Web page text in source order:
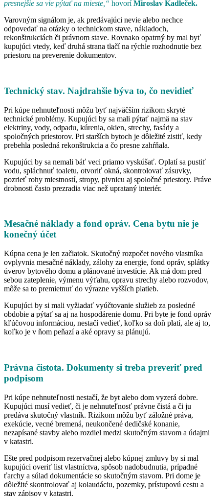
presnejšie sa vie pýtať na mieste,“ hovoríMiroslav Kadleček.
Varovným signálom je, ak predávajúci nevie alebo nechce
odpovedať na otázky o technickom stave, nákladoch,
rekonštrukciách či právnom stave. Rovnako opatrný by mal byť
kupujúci vtedy, keď druhá strana tlačí na rýchle rozhodnutie bez
priestoru na preverenie dokumentov.
Technický stav. Najdrahšie býva to, čo nevidieť
Pri kúpe nehnuteľnosti môžu byť najväčším rizikom skryté
technické problémy. Kupujúci by sa mali pýtať najmä na stav
elektriny, vody, odpadu, kúrenia, okien, strechy, fasády a
spoločných priestorov. Pri starších bytoch je dôležité zistiť, kedy
prebehla posledná rekonštrukcia a čo presne zahŕňala.
Kupujúci by sa nemali báť veci priamo vyskúšať. Oplatí sa pustiť
vodu, spláchnuť toaletu, otvoriť okná, skontrolovať zásuvky,
pozrieť rohy miestností, stropy, pivnicu aj spoločné priestory. Práve
drobnosti často prezradia viac než uprataný interiér.
Mesačné náklady a fond opráv. Cena bytu nie je
konečný účet
Kúpna cena je len začiatok. Skutočný rozpočet nového vlastníka
ovplyvnia mesačné náklady, zálohy za energie, fond opráv, splátky
úverov bytového domu a plánované investície. Ak má dom pred
sebou zateplenie, výmenu výťahu, opravu strechy alebo rozvodov,
môže sa to premietnuť do výrazne vyšších platieb.
Kupujúci by si mali vyžiadať vyúčtovanie služieb za posledné
obdobie a pýtať sa aj na hospodárenie domu. Pri byte je fond opráv
kľúčovou informáciou, nestačí vedieť, koľko sa doň platí, ale aj to,
koľko je v ňom peňazí a aké opravy sa plánujú.
Právna čistota. Dokumenty si treba preveriť pred
podpisom
Pri kúpe nehnuteľnosti nestačí, že byt alebo dom vyzerá dobre.
Kupujúci musí vedieť, či je nehnuteľnosť právne čistá a či ju
predáva skutočný vlastník. Rizikom môžu byť záložné práva,
exekúcie, vecné bremená, neukončené dedičské konanie,
nezapísané stavby alebo rozdiel medzi skutočným stavom a údajmi
v katastri.
Ešte pred podpisom rezervačnej alebo kúpnej zmluvy by si mal
kupujúci overiť list vlastníctva, spôsob nadobudnutia, prípadné
ťarchy a súlad dokumentácie so skutočným stavom. Pri dome je
dôležité skontrolovať aj kolaudáciu, pozemky, prístupovú cestu a
stav zápisov v katastri.